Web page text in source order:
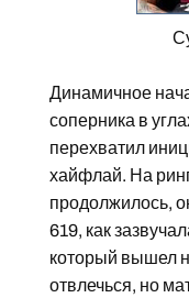
Динамичное
соперника в
перехватил
хайфлай. На
продолжилось,
619, как
который вышел
отвлечься, но